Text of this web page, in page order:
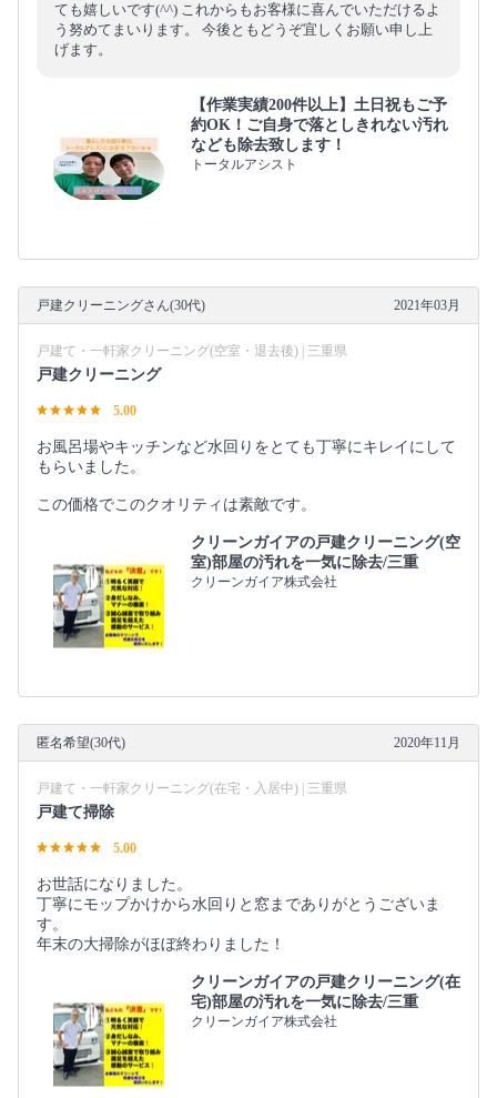
ても嬉しいです(^^) これからもお客様に喜んでいただけるよ
う努めてまいります。 今後ともどうぞ宜しくお願い申し上
げます。
【作業実績200件以上】土日祝もご予
約OK！ご自身で落としきれない汚れ
なども除去致します！
トータルアシスト
戸建クリーニングさん(30代) 2021年03月
戸建て・一軒家クリーニング(空室・退去後) | 三重県
戸建クリーニング
5.00
お風呂場やキッチンなど水回りをとても丁寧にキレイにして
もらいました。
この価格でこのクオリティは素敵です。
クリーンガイアの戸建クリーニング(空
室)部屋の汚れを一気に除去/三重
クリーンガイア株式会社
匿名希望(30代) 2020年11月
戸建て・一軒家クリーニング(在宅・入居中) | 三重県
戸建て掃除
5.00
お世話になりました。
丁寧にモップかけから水回りと窓までありがとうございま
す。
年末の大掃除がほぼ終わりました！
クリーンガイアの戸建クリーニング(在
宅)部屋の汚れを一気に除去/三重
クリーンガイア株式会社